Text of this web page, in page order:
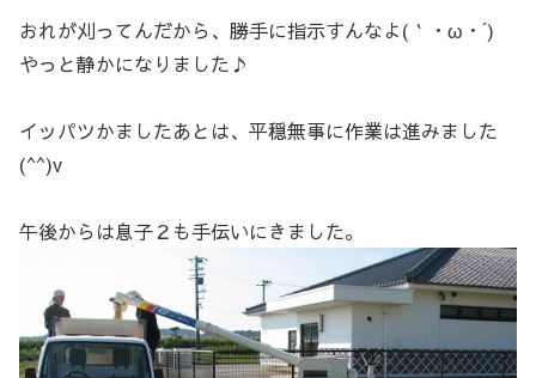
おれが刈ってんだから、勝手に指示すんなよ(｀・ω・´)
やっと静かになりました♪
イッパツかましたあとは、平穏無事に作業は進みました
(^^)v
午後からは息子２も手伝いにきました。